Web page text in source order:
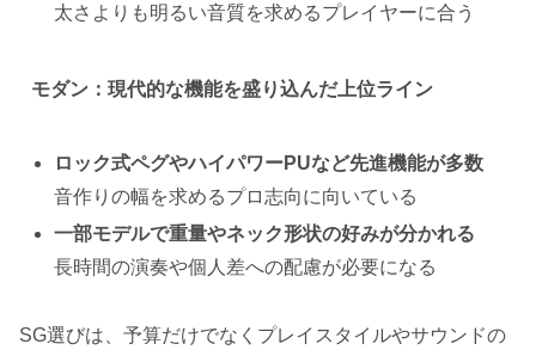
太さよりも明るい音質を求めるプレイヤーに合う
モダン：現代的な機能を盛り込んだ上位ライン
ロック式ペグやハイパワーPUなど先進機能が多数
音作りの幅を求めるプロ志向に向いている
一部モデルで重量やネック形状の好みが分かれる
長時間の演奏や個人差への配慮が必要になる
SG選びは、予算だけでなくプレイスタイルやサウンドの